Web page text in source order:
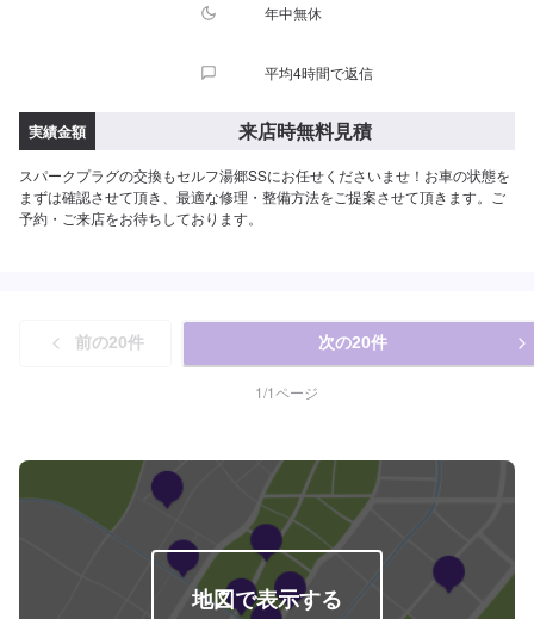
年中無休
平均4時間で返信
実績金額 来店時無料見積
スパークプラグの交換もセルフ湯郷SSにお任せくださいませ！お車の状態を
まずは確認させて頂き、最適な修理・整備方法をご提案させて頂きます。ご
予約・ご来店をお待ちしております。
前の20件 次の20件
1/1ページ
地図で表示する